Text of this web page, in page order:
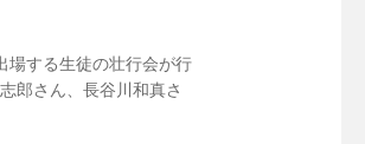
場する生徒の壮行会が行
郎さん、長谷川和真さ